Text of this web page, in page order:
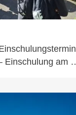
Einschulung am